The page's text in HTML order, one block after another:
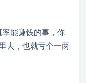
能赚钱的事，你
去，也就亏个一两